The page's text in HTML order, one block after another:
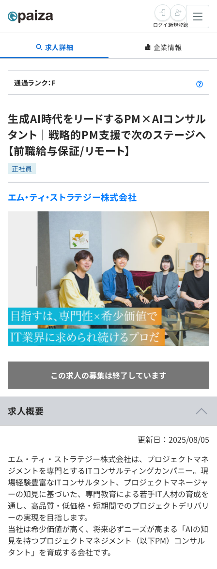
転職・キャリア
転職成功ガイド
転職エージェント
インタビュー
転職成功ガイド
新卒就活
求人検索
本選考
インターン
新卒エージェント
学習
問題集
4択課題
個人向けプラン
法人向けプラン
学校向けプラン
スキルチェック
プログラミング言語
再チャレンジ結果一覧
ゲーム・マンガ
Tech Team Journal
paizaとは？
ログイン新規登録
求人詳細 企業情報
通過ランク：F
生成AI時代をリードするPM×AIコンサル
タント｜戦略的PM支援で次のステージへ
【前職給与保証/リモート】
正社員
エム・ティ・ストラテジー株式会社
この求人の募集は終了しています
求人概要
更新日：2025/08/05
エム・ティ・ストラテジー株式会社は、プロジェクトマネ
ジメントを専門とするITコンサルティングカンパニー。現
場経験豊富なITコンサルタント、プロジェクトマネージャ
ーの知見に基づいた、専門教育による若手IT人材の育成を
通し、高品質・低価格・短期間でのプロジェクトデリバリ
ーの実現を目指します。
当社は希少価値が高く、将来必ずニーズが高まる「AIの知
見を持つプロジェクトマネジメント（以下PM）コンサル
タント」を育成する会社です。